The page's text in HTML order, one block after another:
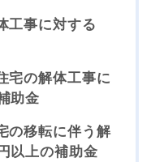
工事に対する
宅の解体工事に
助金
の移転に伴う解
以上の補助金